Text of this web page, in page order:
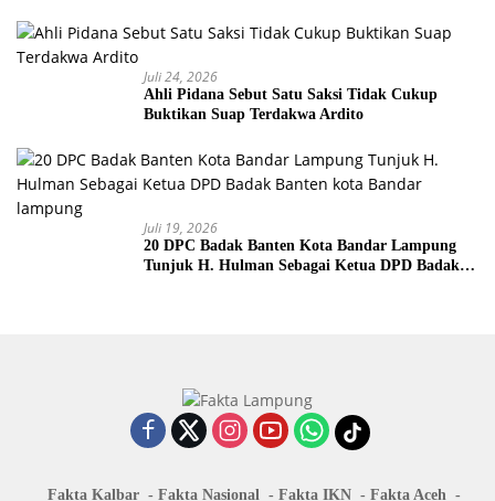
Juli 24, 2026
Ahli Pidana Sebut Satu Saksi Tidak Cukup
Buktikan Suap Terdakwa Ardito
Juli 19, 2026
20 DPC Badak Banten Kota Bandar Lampung
Tunjuk H. Hulman Sebagai Ketua DPD Badak
Fakta Kalbar Fakta Nasional Fakta IKN Fakta Aceh